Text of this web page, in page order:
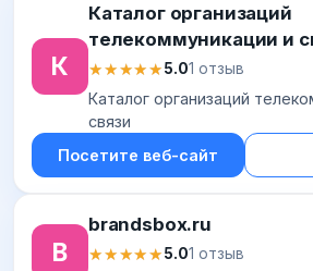
К
Каталог организаций
телекоммуникации и
★★★★★
★★★★★5.01 отзыв
Каталог организаций
связи
Посетите веб-сайт
B
brandsbox.ru
★★★★★
★★★★★5.01 отзыв